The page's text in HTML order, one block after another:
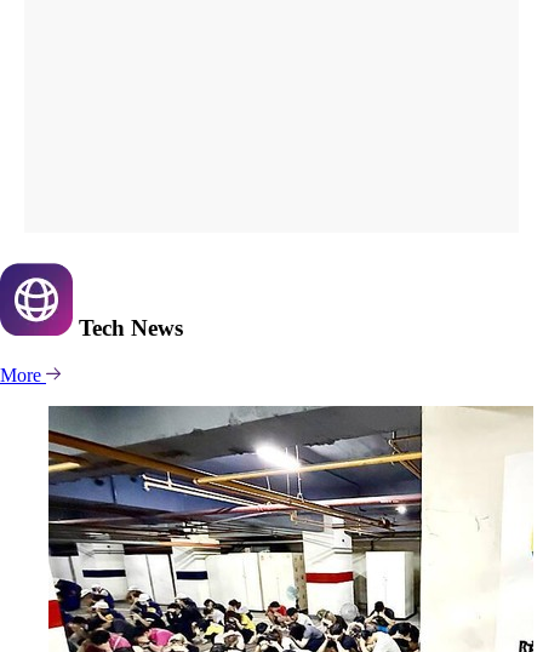
Tech News
More